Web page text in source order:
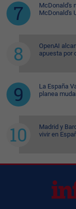
McDonald's
McDonald's
OpenAI
apuesta por
La España
planea
Madrid y
vivir en